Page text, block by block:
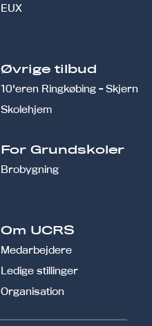
EUX
Øvrige tilbud
10'eren Ringkøbing - Skjern
Skolehjem
For Grundskoler
Brobygning
Om UCRS
Medarbejdere
Ledige stillinger
Organisation